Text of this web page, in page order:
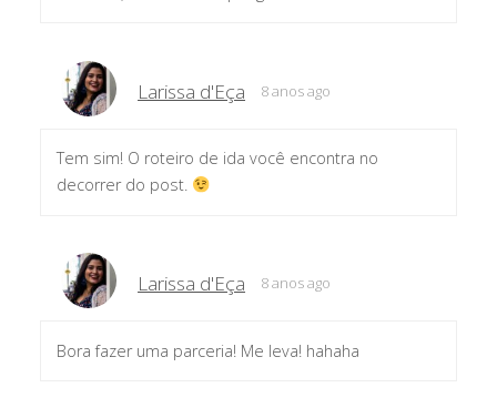
Larissa d'Eça 8 anos ago
Tem sim! O roteiro de ida você encontra no
decorrer do post.
Larissa d'Eça 8 anos ago
Bora fazer uma parceria! Me leva! hahaha